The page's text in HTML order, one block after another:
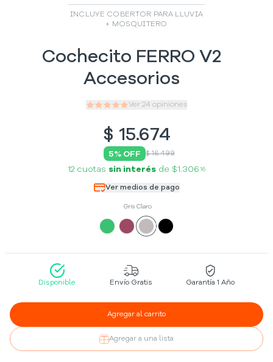
INCLUYE COBERTOR PARA LLUVIA
+ MOSQUITERO
Cochecito FERRO V2
Accesorios
Ver 24 opiniones
$ 15.674
5% OFF $ 16.499
12 cuotas sin interés de $1.306 16
Ver medios de pago
Gris Claro
Disponible Envío Gratis Garantía 1 Año
Agregar al carrito
Agregar a una lista